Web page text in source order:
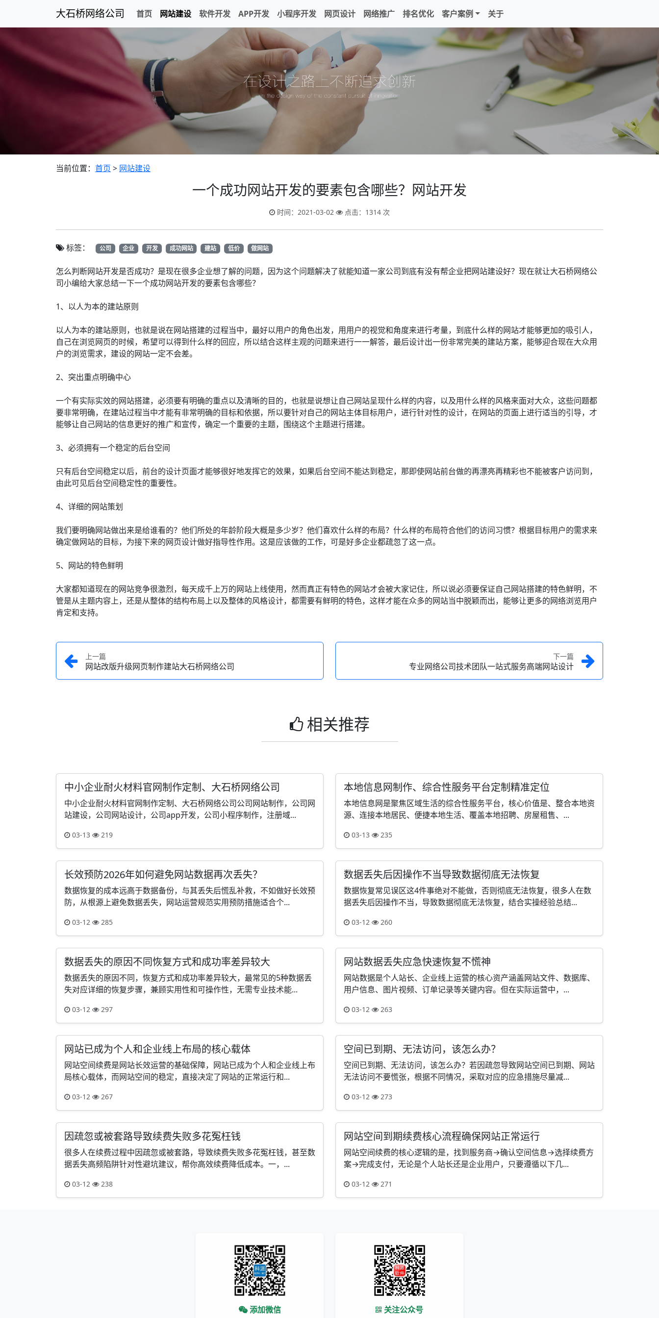
大石桥网络公司 首页 网站建设 软件开发 APP开发 小程序开发 网页设计 网络推广 排名优化 客户案例 关于
当前位置： 首页 > 网站建设
一个成功网站开发的要素包含哪些？网站开发
时间：2021-03-02 点击：1314 次
标签： 公司 企业 开发 成功网站 建站 低价 做网站
怎么判断网站开发是否成功？是现在很多企业想了解的问题，因为这个问题解决了就能知道一家公司到底有没有帮企业把网站建设好？现在就让大石桥网络公
司小编给大家总结一下一个成功网站开发的要素包含哪些？
1、以人为本的建站原则
以人为本的建站原则，也就是说在网站搭建的过程当中，最好以用户的角色出发，用用户的视觉和角度来进行考量，到底什么样的网站才能够更加的吸引人，
自己在浏览网页的时候，希望可以得到什么样的回应，所以结合这样主观的问题来进行一一解答，最后设计出一份非常完美的建站方案，能够迎合现在大众用
户的浏览需求，建设的网站一定不会差。
2、突出重点明确中心
一个有实际实效的网站搭建，必须要有明确的重点以及清晰的目的，也就是说想让自己网站呈现什么样的内容，以及用什么样的风格来面对大众，这些问题都
要非常明确，在建站过程当中才能有非常明确的目标和依据，所以要针对自己的网站主体目标用户，进行针对性的设计，在网站的页面上进行适当的引导，才
能够让自己网站的信息更好的推广和宣传，确定一个重要的主题，围绕这个主题进行搭建。
3、必须拥有一个稳定的后台空间
只有后台空间稳定以后，前台的设计页面才能够很好地发挥它的效果，如果后台空间不能达到稳定，那即使网站前台做的再漂亮再精彩也不能被客户访问到，
由此可见后台空间稳定性的重要性。
4、详细的网站策划
我们要明确网站做出来是给谁看的？他们所处的年龄阶段大概是多少岁？他们喜欢什么样的布局？什么样的布局符合他们的访问习惯？根据目标用户的需求来
确定做网站的目标，为接下来的网页设计做好指导性作用。这是应该做的工作，可是好多企业都疏忽了这一点。
5、网站的特色鲜明
大家都知道现在的网站竞争很激烈，每天成千上万的网站上线使用，然而真正有特色的网站才会被大家记住，所以说必须要保证自己网站搭建的特色鲜明，不
管是从主题内容上，还是从整体的结构布局上以及整体的风格设计，都需要有鲜明的特色，这样才能在众多的网站当中脱颖而出，能够让更多的网络浏览用户
肯定和支持。
上一篇
网站改版升级网页制作建站大石桥网络公司
下一篇
专业网络公司技术团队一站式服务高端网站设计
相关推荐
中小企业耐火材料官网制作定制、大石桥网络公司
中小企业耐火材料官网制作定制、大石桥网络公司公司网站制作，公司网
站建设，公司网站设计，公司app开发，公司小程序制作，注册域...
03-13 219
本地信息网制作、综合性服务平台定制精准定位
本地信息网是聚焦区域生活的综合性服务平台，核心价值是、整合本地资
源、连接本地居民、便捷本地生活、覆盖本地招聘、房屋租售、...
03-13 235
长效预防2026年如何避免网站数据再次丢失？
数据恢复的成本远高于数据备份，与其丢失后慌乱补救，不如做好长效预
防，从根源上避免数据丢失，网站运营规范实用预防措施适合个...
03-12 285
数据丢失后因操作不当导致数据彻底无法恢复
数据恢复常见误区这4件事绝对不能做，否则彻底无法恢复，很多人在数
据丢失后因操作不当，导致数据彻底无法恢复，结合实操经验总结...
03-12 260
数据丢失的原因不同恢复方式和成功率差异较大
数据丢失的原因不同，恢复方式和成功率差异较大，最常见的5种数据丢
失对应详细的恢复步骤，兼顾实用性和可操作性，无需专业技术能...
03-12 297
网站数据丢失应急快速恢复不慌神
网站数据是个人站长、企业线上运营的核心资产涵盖网站文件、数据库、
用户信息、图片视频、订单记录等关键内容。但在实际运营中，...
03-12 263
网站已成为个人和企业线上布局的核心载体
网站空间续费是网站长效运营的基础保障，网站已成为个人和企业线上布
局核心载体，而网站空间的稳定，直接决定了网站的正常运行和...
03-12 267
空间已到期、无法访问，该怎么办？
空间已到期、无法访问，该怎么办？若因疏忽导致网站空间已到期、网站
无法访问不要慌张，根据不同情况，采取对应的应急措施尽量减...
03-12 273
因疏忽或被套路导致续费失败多花冤枉钱
很多人在续费过程中因疏忽或被套路，导致续费失败多花冤枉钱，甚至数
据丢失高频陷阱针对性避坑建议，帮你高效续费降低成本。一，...
03-12 238
网站空间到期续费核心流程确保网站正常运行
网站空间续费的核心逻辑的是，找到服务商→确认空间信息→选择续费方
案→完成支付，无论是个人站长还是企业用户，只要遵循以下几...
03-12 271
添加微信 关注公众号